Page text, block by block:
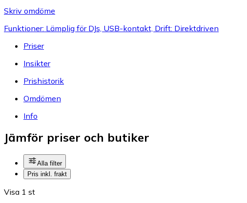
Skriv omdöme
Funktioner: Lämplig för DJs, USB-kontakt, Drift: Direktdriven
Priser
Insikter
Prishistorik
Omdömen
Info
Jämför priser och butiker
Alla filter
Pris inkl. frakt
Visa 1 st